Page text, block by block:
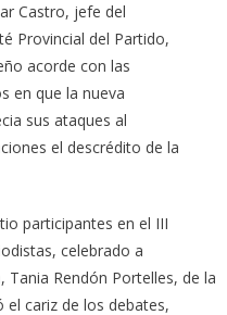
Castro, jefe del
Provincial del Partido,
acorde con las
en que la nueva
sus ataques al
el descrédito de la
participantes en el III
celebrado a
Rendón Portelles, de la
el cariz de los debates,